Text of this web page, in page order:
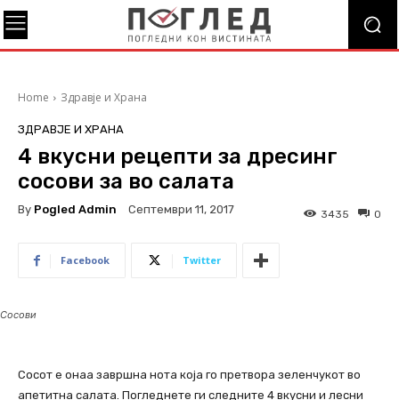
Home Здравје и Храна
ЗДРАВЈЕ И ХРАНА
4 вкусни рецепти за дресинг
сосови за во салата
By Pogled Admin Септември 11, 2017 0
3435
Facebook Twitter
Сосови
Сосот е онаа завршна нота која го претвора зеленчукот во
апетитна салата. Погледнете ги следните 4 вкусни и лесни